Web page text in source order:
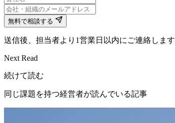
無料で相談する
送信後、担当者より1営業日以内にご連絡します
Next Read
続けて読む
同じ課題を持つ経営者が読んでいる記事